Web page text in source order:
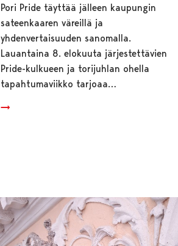
Pori Pride täyttää jälleen kaupungin
sateenkaaren väreillä ja
yhdenvertaisuuden sanomalla.
Lauantaina 8. elokuuta järjestettävien
Pride-kulkueen ja torijuhlan ohella
tapahtumaviikko tarjoaa…